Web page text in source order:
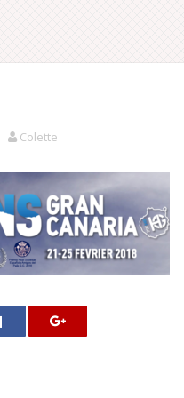
Colette